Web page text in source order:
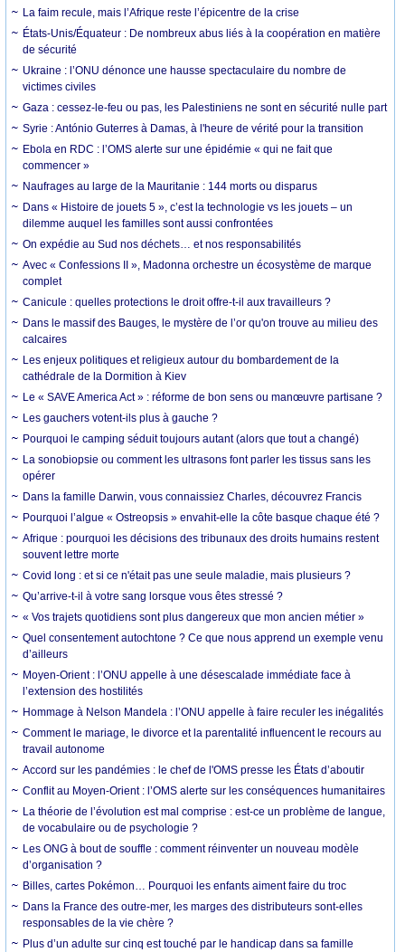
La faim recule, mais l’Afrique reste l’épicentre de la crise
États-Unis/Équateur : De nombreux abus liés à la coopération en matière
de sécurité
Ukraine : l’ONU dénonce une hausse spectaculaire du nombre de
victimes civiles
Gaza : cessez-le-feu ou pas, les Palestiniens ne sont en sécurité nulle part
Syrie : António Guterres à Damas, à l'heure de vérité pour la transition
Ebola en RDC : l’OMS alerte sur une épidémie « qui ne fait que
commencer »
Naufrages au large de la Mauritanie : 144 morts ou disparus
Dans « Histoire de jouets 5 », c’est la technologie vs les jouets – un
dilemme auquel les familles sont aussi confrontées
On expédie au Sud nos déchets… et nos responsabilités
Avec « Confessions II », Madonna orchestre un écosystème de marque
complet
Canicule : quelles protections le droit offre-t-il aux travailleurs ?
Dans le massif des Bauges, le mystère de l’or qu'on trouve au milieu des
calcaires
Les enjeux politiques et religieux autour du bombardement de la
cathédrale de la Dormition à Kiev
Le « SAVE America Act » : réforme de bon sens ou manœuvre partisane ?
Les gauchers votent-ils plus à gauche ?
Pourquoi le camping séduit toujours autant (alors que tout a changé)
La sonobiopsie ou comment les ultrasons font parler les tissus sans les
opérer
Dans la famille Darwin, vous connaissiez Charles, découvrez Francis
Pourquoi l’algue « Ostreopsis » envahit-elle la côte basque chaque été ?
Afrique : pourquoi les décisions des tribunaux des droits humains restent
souvent lettre morte
Covid long : et si ce n'était pas une seule maladie, mais plusieurs ?
Qu’arrive-t-il à votre sang lorsque vous êtes stressé ?
« Vos trajets quotidiens sont plus dangereux que mon ancien métier »
Quel consentement autochtone ? Ce que nous apprend un exemple venu
d’ailleurs
Moyen-Orient : l’ONU appelle à une désescalade immédiate face à
l’extension des hostilités
Hommage à Nelson Mandela : l’ONU appelle à faire reculer les inégalités
Comment le mariage, le divorce et la parentalité influencent le recours au
travail autonome
Accord sur les pandémies : le chef de l'OMS presse les États d’aboutir
Conflit au Moyen-Orient : l’OMS alerte sur les conséquences humanitaires
La théorie de l’évolution est mal comprise : est-ce un problème de langue,
de vocabulaire ou de psychologie ?
Les ONG à bout de souffle : comment réinventer un nouveau modèle
d’organisation ?
Billes, cartes Pokémon… Pourquoi les enfants aiment faire du troc
Dans la France des outre-mer, les marges des distributeurs sont-elles
responsables de la vie chère ?
Plus d’un adulte sur cinq est touché par le handicap dans sa famille